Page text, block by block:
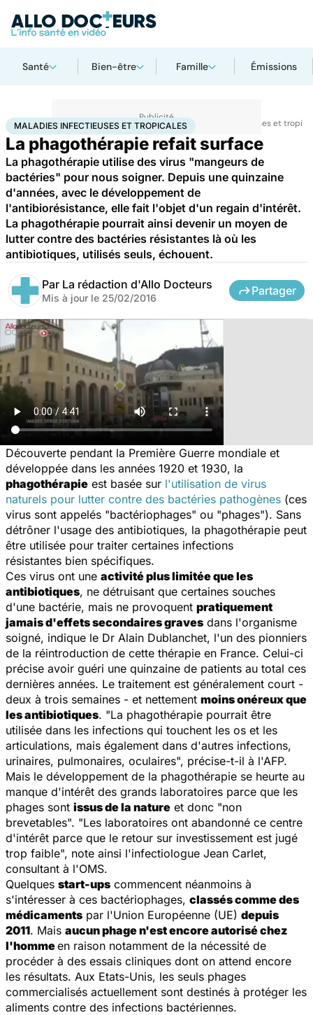
Santé Bien-être Famille Émissions
AccueilSantéMaladiesMaladies infectieusesMaladies infectieuses et
MALADIES INFECTIEUSES ET TROPICALES
La phagothérapie refait surface
La phagothérapie utilise des virus "mangeurs de
bactéries" pour nous soigner. Depuis une quinzaine
d'années, avec le développement de
l'antibiorésistance, elle fait l'objet d'un regain d'intérêt.
La phagothérapie pourrait ainsi devenir un moyen de
lutter contre des bactéries résistantes là où les
antibiotiques, utilisés seuls, échouent.
Par La rédaction d'Allo Docteurs
Mis à jour le 25/02/2016
Partager
Découverte pendant la Première Guerre mondiale et
développée dans les années 1920 et 1930, la
phagothérapie est basée sur l'utilisation de virus
naturels pour lutter contre des bactéries pathogènes (ces
virus sont appelés "bactériophages" ou "phages"). Sans
détrôner l'usage des antibiotiques, la phagothérapie peut
être utilisée pour traiter certaines infections
résistantes bien spécifiques.
Ces virus ont une activité plus limitée que les
antibiotiques, ne détruisant que certaines souches
d'une bactérie, mais ne provoquent pratiquement
jamais d'effets secondaires graves dans l'organisme
soigné, indique le Dr Alain Dublanchet, l'un des pionniers
de la réintroduction de cette thérapie en France. Celui-ci
précise avoir guéri une quinzaine de patients au total ces
dernières années. Le traitement est généralement court -
deux à trois semaines - et nettement moins onéreux que
les antibiotiques. "La phagothérapie pourrait être
utilisée dans les infections qui touchent les os et les
articulations, mais également dans d'autres infections,
urinaires, pulmonaires, oculaires", précise-t-il à l'AFP.
Mais le développement de la phagothérapie se heurte au
manque d'intérêt des grands laboratoires parce que les
phages sont issus de la nature et donc "non
brevetables". "Les laboratoires ont abandonné ce centre
d'intérêt parce que le retour sur investissement est jugé
trop faible", note ainsi l'infectiologue Jean Carlet,
consultant à l'OMS.
Quelques start-ups commencent néanmoins à
s'intéresser à ces bactériophages, classés comme des
médicaments par l'Union Européenne (UE) depuis
2011. Mais aucun phage n'est encore autorisé chez
l'hommeen raison notamment de la nécessité de
procéder à des essais cliniques dont on attend encore
les résultats. Aux Etats-Unis, les seuls phages
commercialisés actuellement sont destinés à protéger les
aliments contre des infections bactériennes.